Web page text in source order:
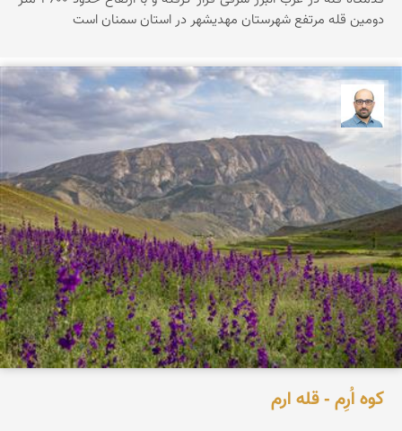
دومین قله مرتفع شهرستان مهدیشهر در استان سمنان است
کوه اُرِم - قله ارم